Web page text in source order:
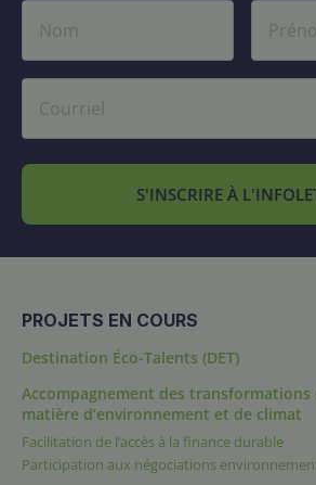
S'INSCRIRE À
PROJETS EN COURS
Destination Éco-Talents (DET)
Accompagnement des
matière d’environnement et de climat
Facilitation de l’accès à la finance durable
Participation aux négociations